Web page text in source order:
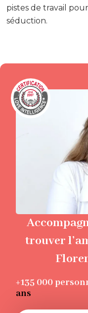
pistes de travail
séduction.
trouver
+135 000
ans